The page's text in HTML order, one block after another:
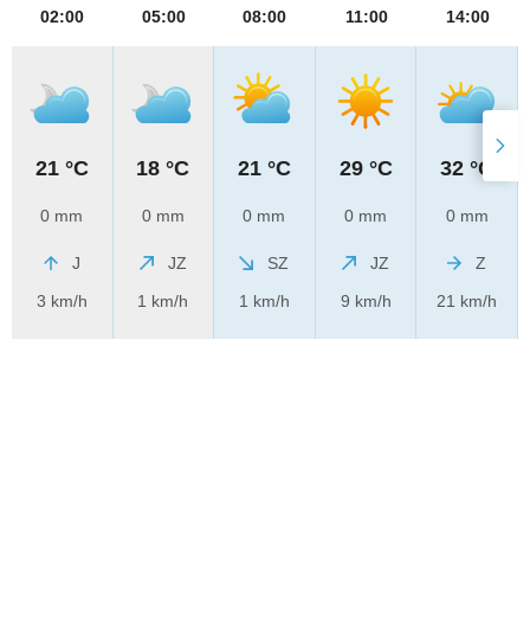
02:00
21 °C
0 mm
J
3 km/h
05:00
18 °C
0 mm
JZ
1 km/h
08:00
21 °C
0 mm
SZ
1 km/h
11:00
29 °C
0 mm
JZ
9 km/h
14:00
32 °C
0 mm
Z
21 km/h